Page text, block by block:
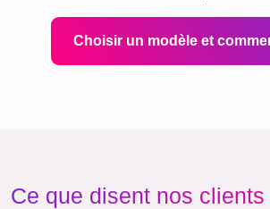
Choisir un modèle et
Ce que disent nos clients